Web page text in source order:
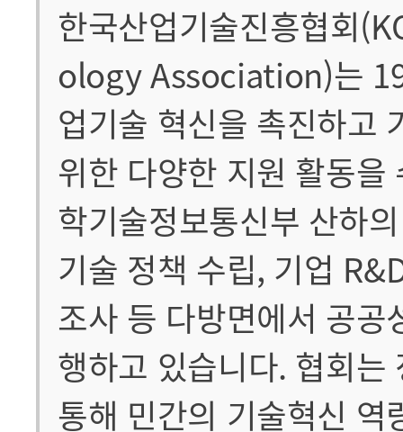
한국산업기술진흥협회
ology Association)는
업기술 혁신을 촉진하고
위한 다양한 지원 활동
학기술정보통신부 산하
기술 정책 수립, 기업
조사 등 다방면에서 공
행하고 있습니다. 협회
통해 민간의 기술혁신